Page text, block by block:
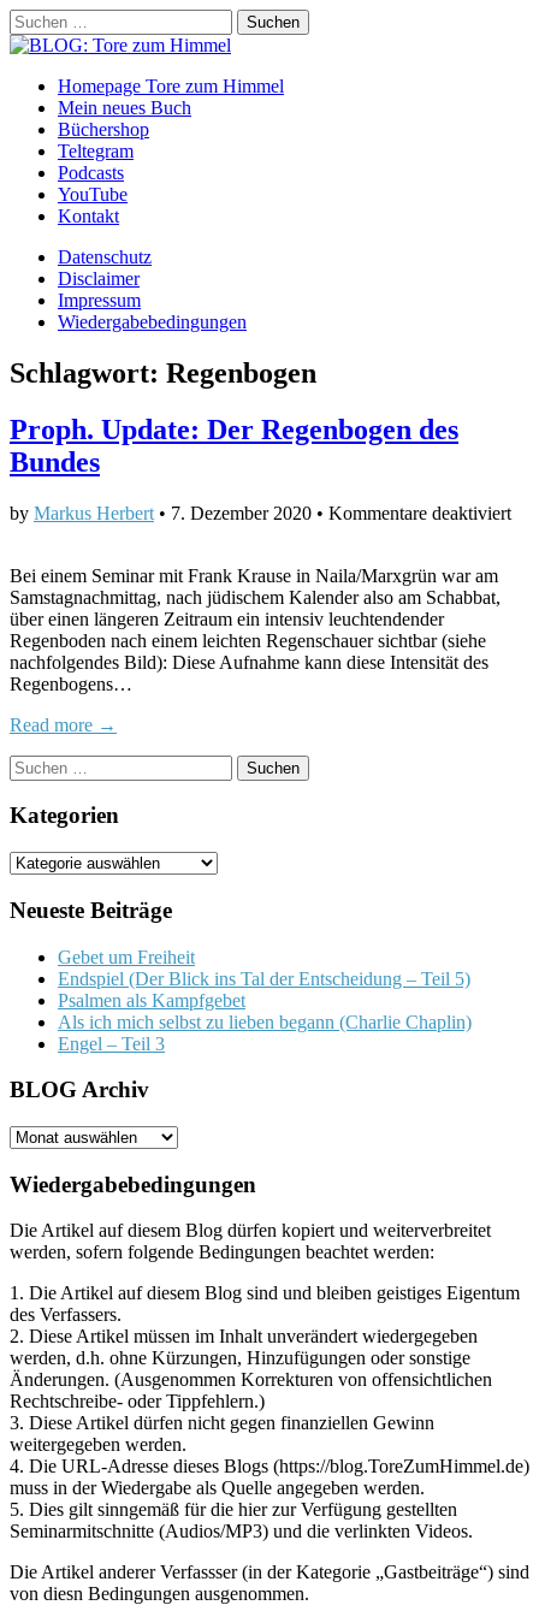
Suchen
nach:
Main
menu
Skip
content
Homepage Tore zum Himmel
Mein neues Buch
Büchershop
Teltegram
Podcasts
YouTube
Kontakt
Sub
menu
Datenschutz
Disclaimer
Impressum
Wiedergabebedingungen
Schlagwort: Regenbogen
Proph. Update: Der Regenbogen des
Bundes
by Markus Herbert • 7. Dezember 2020 • Kommentare deaktiviertfür
Bei einem Seminar mit Frank Krause in Naila/Marxgrün war am
Samstagnachmittag, nach jüdischem Kalender also am Schabbat,
über einen längeren Zeitraum ein intensiv leuchtendender
Regenboden nach einem leichten Regenschauer sichtbar (siehe
nachfolgendes Bild): Diese Aufnahme kann diese Intensität des
Regenbogens…
Read more →
Suchen
nach:
Kategorien
Kategorien
Neueste Beiträge
Gebet um Freiheit
Endspiel (Der Blick ins Tal der Entscheidung – Teil 5)
Psalmen als Kampfgebet
Als ich mich selbst zu lieben begann (Charlie Chaplin)
Engel – Teil 3
BLOG Archiv
BLOG
Wiedergabebedingungen
Die Artikel auf diesem Blog dürfen kopiert und weiterverbreitet
werden, sofern folgende Bedingungen beachtet werden:
1. Die Artikel auf diesem Blog sind und bleiben geistiges Eigentum
des Verfassers.
2. Diese Artikel müssen im Inhalt unverändert wiedergegeben
werden, d.h. ohne Kürzungen, Hinzufügungen oder sonstige
Änderungen. (Ausgenommen Korrekturen von offensichtlichen
Rechtschreibe- oder Tippfehlern.)
3. Diese Artikel dürfen nicht gegen finanziellen Gewinn
weitergegeben werden.
4. Die URL-Adresse dieses Blogs (https://blog.ToreZumHimmel.de)
muss in der Wiedergabe als Quelle angegeben werden.
5. Dies gilt sinngemäß für die hier zur Verfügung gestellten
Seminarmitschnitte (Audios/MP3) und die verlinkten Videos.
Die Artikel anderer Verfassser (in der Kategorie „Gastbeiträge“) sind
von diesn Bedingungen ausgenommen.